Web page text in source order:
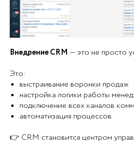
Внедрение CRM — это не просто
Это:
выстраивание воронки продаж
настройка логики работы
подключение всех каналов
автоматизация процессов
👉 CRM становится центром